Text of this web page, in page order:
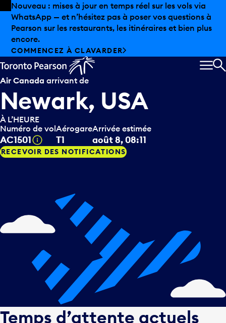
Skip to offers
Passer au contenu principal
Les aubaines estivales sont arrivées chez Pearson.
Magasinage hors taxes, offres gastronomiques et bien
plus encore.
DÉCOUVREZ L’ÉTÉ CHEZ PEARSON
Air Canadaarrivant de
Newark, USA
À L’HEURE
Numéro de vol
AC1501 Infobulle
T1 août 8, 08:11
RECEVOIR DES NOTIFICATIONS
Temps d’attente actuels